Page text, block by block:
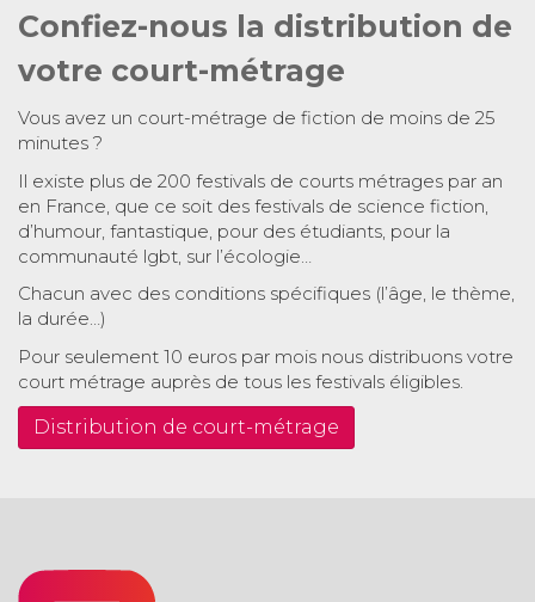
Confiez-nous la distribution de
votre court-métrage
Vous avez un court-métrage de fiction de moins de 25
minutes ?
Il existe plus de 200 festivals de courts métrages par an
en France, que ce soit des festivals de science fiction,
d’humour, fantastique, pour des étudiants, pour la
communauté lgbt, sur l’écologie…
Chacun avec des conditions spécifiques (l’âge, le thème,
la durée…)
Pour seulement 10 euros par mois nous distribuons votre
court métrage auprès de tous les festivals éligibles.
Distribution de court-métrage